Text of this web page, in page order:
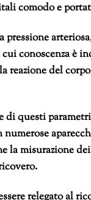
comodo e
pressione
conoscenza è
reazione del
di questi
la misurazione
relegato al